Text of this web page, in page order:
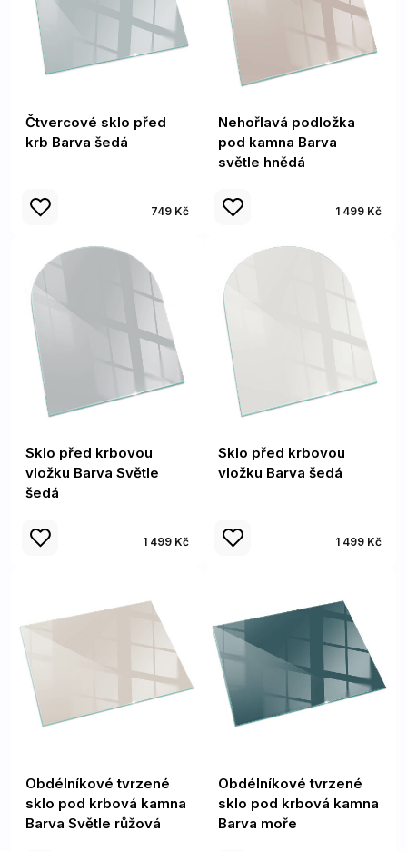
Čtvercové sklo před
krb Barva šedá
749 Kč
Nehořlavá podložka
pod kamna Barva
světle hnědá
1 499 Kč
Sklo před krbovou
vložku Barva Světle
šedá
1 499 Kč
Sklo před krbovou
vložku Barva šedá
1 499 Kč
Obdélníkové tvrzené
sklo pod krbová kamna
Barva Světle růžová
Obdélníkové tvrzené
sklo pod krbová kamna
Barva moře